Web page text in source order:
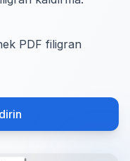
PDF filigran